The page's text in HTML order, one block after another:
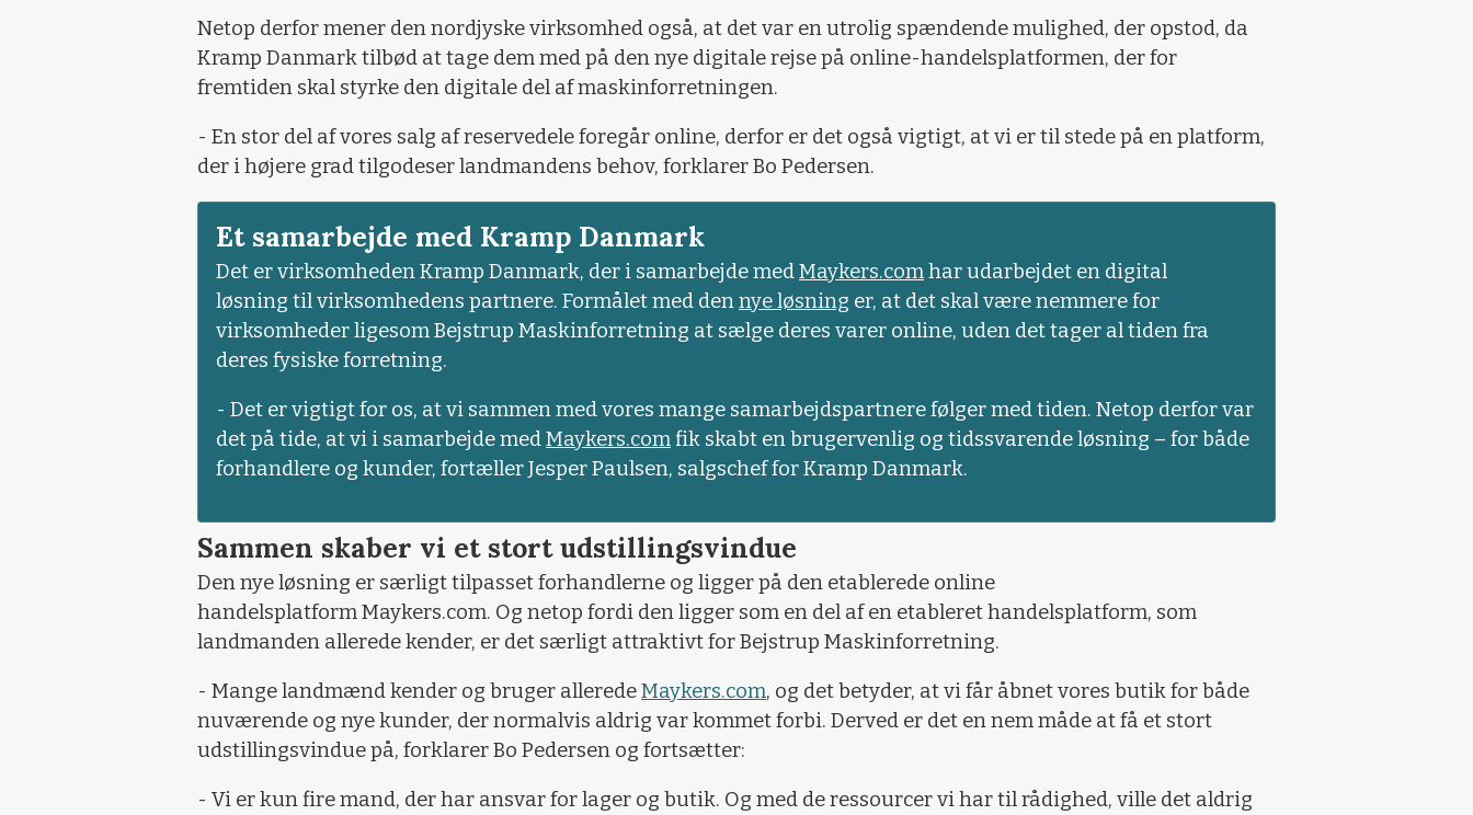
Netop derfor mener den nordjyske virksomhed også, at det var en utrolig spændende mulighed, der opstod, da
Kramp Danmark tilbød at tage dem med på den nye digitale rejse på online-handelsplatformen, der for
fremtiden skal styrke den digitale del af maskinforretningen.
- En stor del af vores salg af reservedele foregår online, derfor er det også vigtigt, at vi er til stede på en platform,
der i højere grad tilgodeser landmandens behov, forklarer Bo Pedersen.
Et samarbejde med Kramp Danmark
Det er virksomheden Kramp Danmark, der i samarbejde medMaykers.comhar udarbejdet en digital
løsning til virksomhedens partnere. Formålet med dennye løsning er, at det skal være nemmere for
virksomheder ligesom Bejstrup Maskinforretning at sælge deres varer online, uden det tager al tiden fra
deres fysiske forretning.
- Det er vigtigt for os, at vi sammen med vores mange samarbejdspartnere følger med tiden. Netop derfor var
det på tide, at vi i samarbejde medMaykers.comfik skabt en brugervenlig og tidssvarende løsning – for både
forhandlere og kunder, fortæller Jesper Paulsen, salgschef for Kramp Danmark.
Sammen skaber vi et stort udstillingsvindue
Den nye løsning er særligt tilpasset forhandlerne og ligger på den etablerede online
handelsplatform Maykers.com. Og netop fordi den ligger som en del af en etableret handelsplatform, som
landmanden allerede kender, er det særligt attraktivt for Bejstrup Maskinforretning.
- Mange landmænd kender og bruger alleredeMaykers.com, og det betyder, at vi får åbnet vores butik for både
nuværende og nye kunder, der normalvis aldrig var kommet forbi. Derved er det en nem måde at få et stort
udstillingsvindue på, forklarer Bo Pedersen og fortsætter:
- Vi er kun fire mand, der har ansvar for lager og butik. Og med de ressourcer vi har til rådighed, ville det aldrig